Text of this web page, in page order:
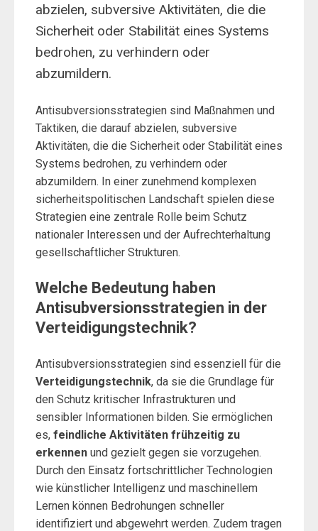
abzielen, subversive Aktivitäten, die die
Sicherheit oder Stabilität eines Systems
bedrohen, zu verhindern oder
abzumildern.
Antisubversionsstrategien sind Maßnahmen und
Taktiken, die darauf abzielen, subversive
Aktivitäten, die die Sicherheit oder Stabilität eines
Systems bedrohen, zu verhindern oder
abzumildern. In einer zunehmend komplexen
sicherheitspolitischen Landschaft spielen diese
Strategien eine zentrale Rolle beim Schutz
nationaler Interessen und der Aufrechterhaltung
gesellschaftlicher Strukturen.
Welche Bedeutung haben
Antisubversionsstrategien in der
Verteidigungstechnik?
Antisubversionsstrategien sind essenziell für die
Verteidigungstechnik, da sie die Grundlage für
den Schutz kritischer Infrastrukturen und
sensibler Informationen bilden. Sie ermöglichen
es, feindliche Aktivitäten frühzeitig zu
erkennen und gezielt gegen sie vorzugehen.
Durch den Einsatz fortschrittlicher Technologien
wie künstlicher Intelligenz und maschinellem
Lernen können Bedrohungen schneller
identifiziert und abgewehrt werden. Zudem tragen